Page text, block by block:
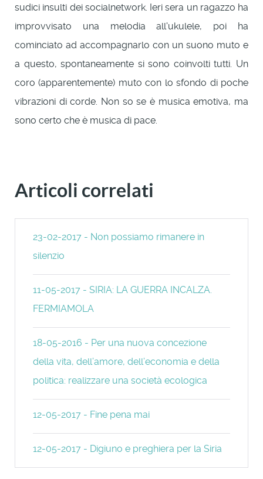
sudici insulti dei socialnetwork. Ieri sera un ragazzo ha
improvvisato una melodia all'ukulele, poi ha
cominciato ad accompagnarlo con un suono muto e
a questo, spontaneamente si sono coinvolti tutti. Un
coro (apparentemente) muto con lo sfondo di poche
vibrazioni di corde. Non so se è musica emotiva, ma
sono certo che è musica di pace.
Articoli correlati
23-02-2017 - Non possiamo rimanere in
silenzio
11-05-2017 - SIRIA: LA GUERRA INCALZA.
FERMIAMOLA
18-05-2016 - Per una nuova concezione
della vita, dell’amore, dell’economia e della
politica: realizzare una società ecologica
12-05-2017 - Fine pena mai
12-05-2017 - Digiuno e preghiera per la Siria